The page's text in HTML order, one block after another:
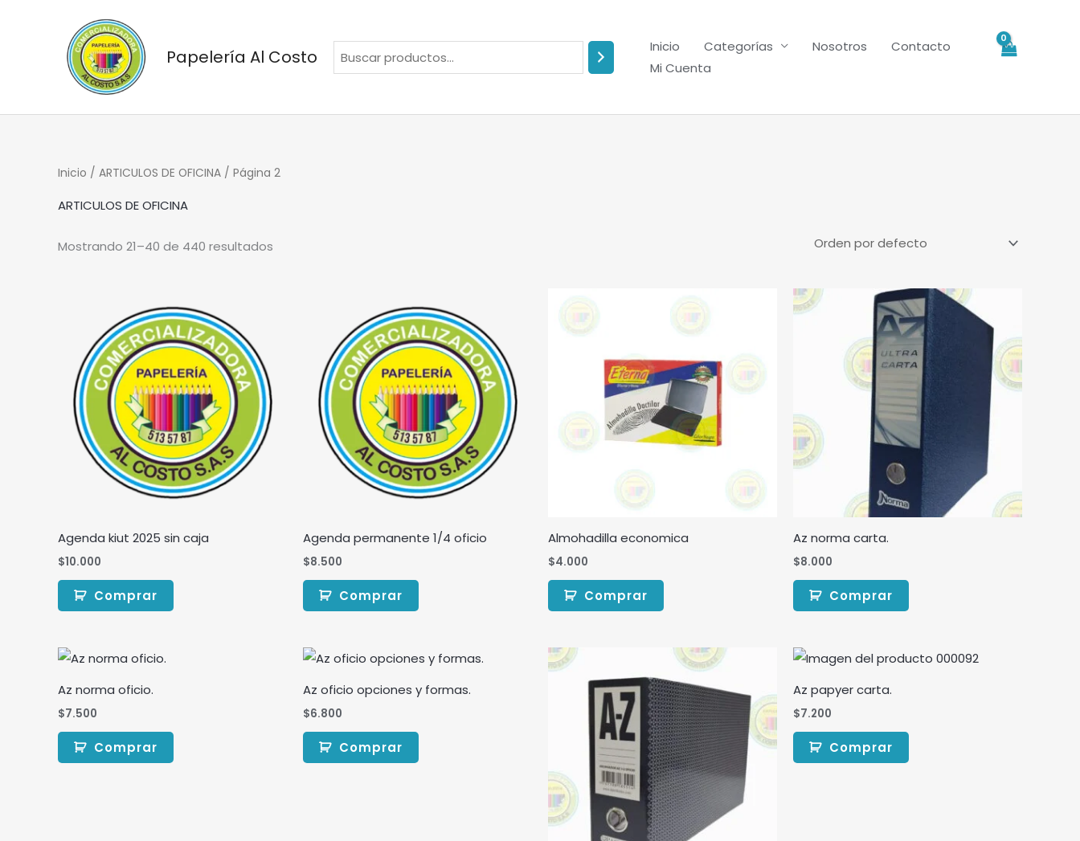
Papelería Al Costo Inicio Categorías Nosotros
Contacto
Mi Cuenta
Inicio / ARTICULOS DE OFICINA / Página 2
ARTICULOS DE OFICINA
Mostrando 21–40 de 440 resultados
Agenda kiut 2025 sin caja
$10.000
Comprar
Agenda permanente 1/4 oficio
$8.500
Comprar
Almohadilla economica
$4.000
Comprar
Az norma carta.
$8.000
Comprar
Az norma oficio.
$7.500
Comprar
Az oficio opciones y formas.
$6.800
Comprar
Az papyer carta.
$7.200
Comprar